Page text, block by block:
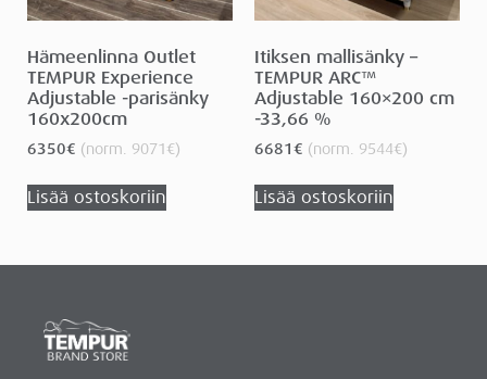
Hämeenlinna Outlet
TEMPUR Experience
Adjustable -parisänky
160x200cm
6350€ (norm. 9071€)
Lisää ostoskoriin
Itiksen mallisänky –
TEMPUR ARC™
Adjustable 160×200 cm
-33,66 %
6681€ (norm. 9544€)
Lisää ostoskoriin